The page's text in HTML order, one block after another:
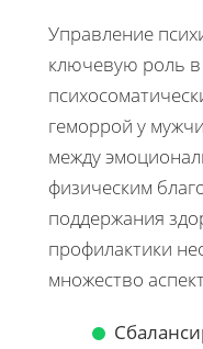
Управление
ключевую роль
геморрой у
между
физическим
поддержания
профилактики
множество